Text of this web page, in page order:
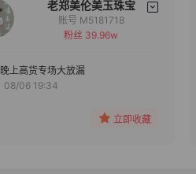
老郑美伦美玉珠宝
备注
分组
账号 M5181718
粉丝 39.96w
晚上高货专场大放漏
08/06 19:34
立即收藏